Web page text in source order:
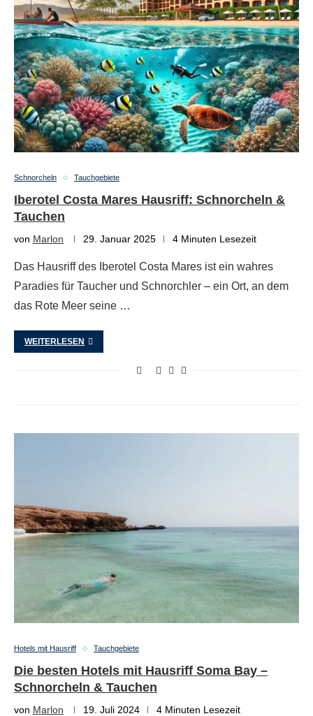
Schnorcheln Tauchgebiete
Iberotel Costa Mares Hausriff: Schnorcheln &
Tauchen
von Marlon 29. Januar 2025 4 Minuten Lesezeit
Das Hausriff des Iberotel Costa Mares ist ein wahres
Paradies für Taucher und Schnorchler – ein Ort, an dem
das Rote Meer seine …
WEITERLESEN
Hotels mit Hausriff Tauchgebiete
Die besten Hotels mit Hausriff Soma Bay –
Schnorcheln & Tauchen
von Marlon 19. Juli 2024 4 Minuten Lesezeit